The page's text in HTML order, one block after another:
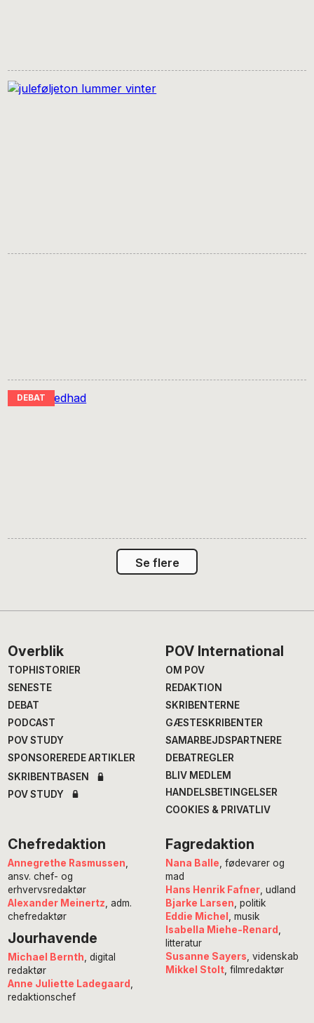
Se flere
Footer
Overblik
TOPHISTORIER
SENESTE
DEBAT
PODCAST
POV STUDY
SPONSOREREDE ARTIKLER
SKRIBENTBASEN
POV STUDY
POV International
OM POV
REDAKTION
SKRIBENTERNE
GÆSTESKRIBENTER
SAMARBEJDSPARTNERE
DEBATREGLER
BLIV MEDLEM
HANDELSBETINGELSER
COOKIES & PRIVATLIV
Chefredaktion
Annegrethe Rasmussen
ansv. chef- og
erhvervsredaktør
Alexander Meinertz , adm.
chefredaktør
Jourhavende
Michael Bernth , digital
redaktør
Anne Juliette Ladegaard
redaktionschef
Fagredaktion
Nana Balle , fødevarer og
mad
Hans Henrik Fafner, udland
Bjarke Larsen , politik
Eddie Michel
, musik
Isabella Miehe-Renard
litteratur
Susanne Sayers , videnskab
Mikkel Stolt, filmredaktør